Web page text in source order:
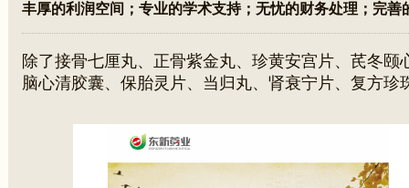
丰厚的利润空间；专业的学术支持；无忧的财务处理；完善
除了接骨七厘丸、正骨紫金丸、珍黄安宫片、芪冬颐
脑心清胶囊、保胎灵片、当归丸、肾衰宁片、复方珍
括批文转让）。联系人：王总13311666517